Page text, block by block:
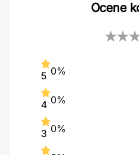
Ocene
5 0%
4 0%
3 0%